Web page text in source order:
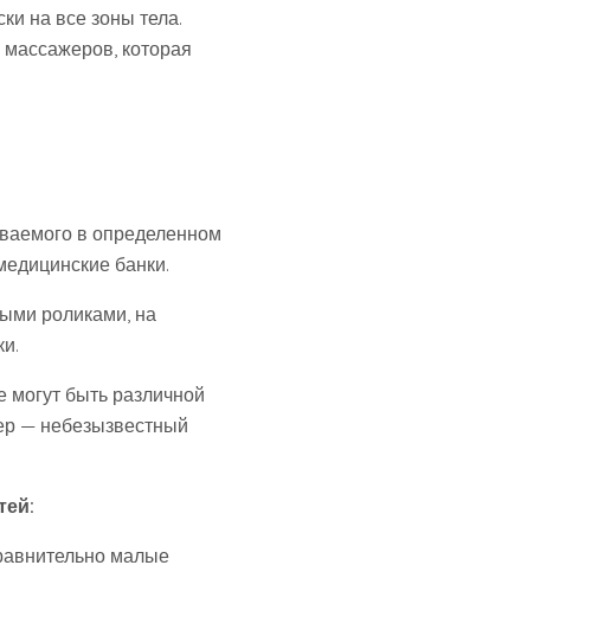
на все зоны тела.
которая
в определенном
банки.
роликами, на
быть различной
— небезызвестный
малые